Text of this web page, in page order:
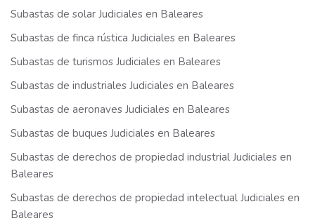
Subastas de solar Judiciales en Baleares
Subastas de finca rústica Judiciales en Baleares
Subastas de turismos Judiciales en Baleares
Subastas de industriales Judiciales en Baleares
Subastas de aeronaves Judiciales en Baleares
Subastas de buques Judiciales en Baleares
Subastas de derechos de propiedad industrial Judiciales en
Baleares
Subastas de derechos de propiedad intelectual Judiciales en
Baleares